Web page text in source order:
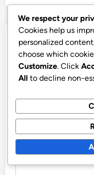
Leave a Reply
Your email address
are marked*
COMMENT*
We respect your
Cookies help us
personalized
choose which
Customize. Click
All to decline non-